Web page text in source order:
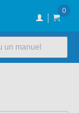
0
un manuel